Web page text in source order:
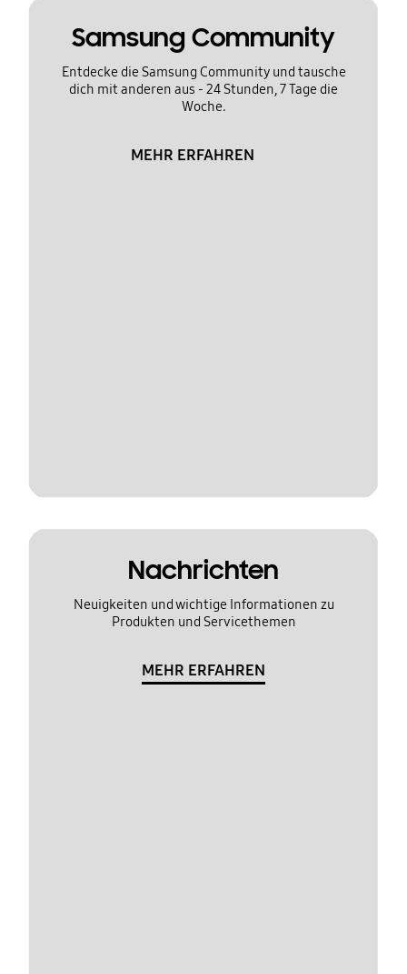
Samsung Community
Entdecke die Samsung Community und tausche
dich mit anderen aus - 24 Stunden, 7 Tage die
Woche.
MEHR ERFAHREN
Nachrichten
Neuigkeiten und wichtige Informationen zu
Produkten und Servicethemen
MEHR ERFAHREN